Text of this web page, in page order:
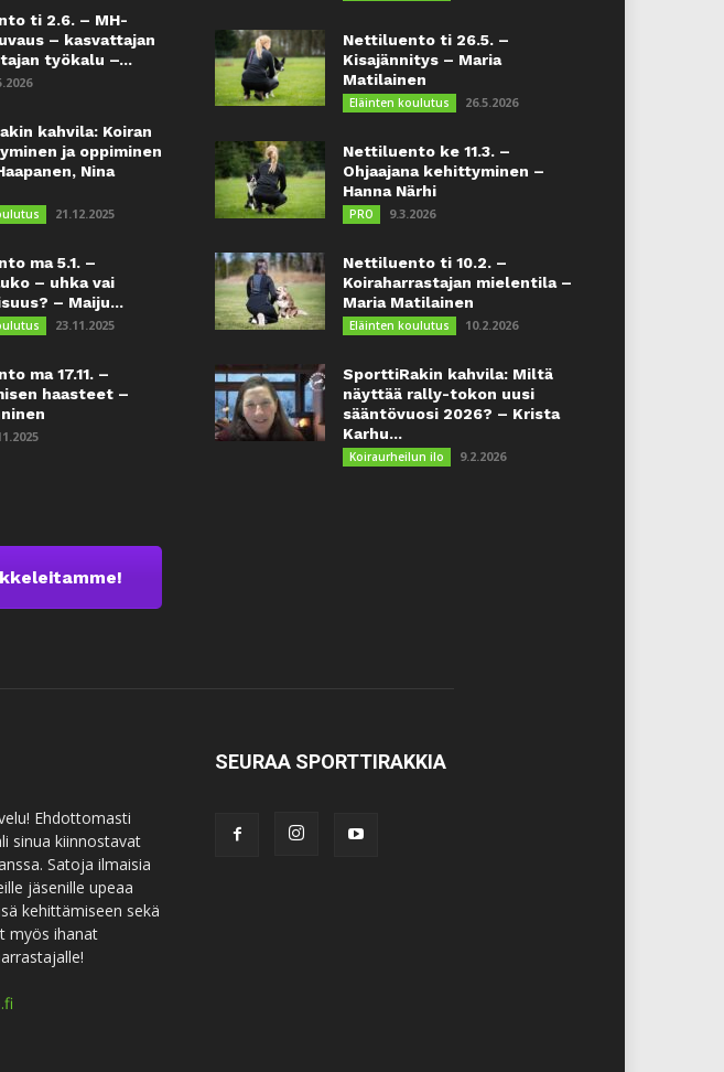
ti 2.6. – MH-
– kasvattajan
työkalu –...
kahvila: Koiran
ja oppiminen
Nina
21.12.2025
ma 5.1. –
– uhka vai
– Maiju...
23.11.2025
ma 17.11. –
haasteet –
Nettiluento ti 26.5. –
Kisajännitys – Maria
Matilainen
Eläinten koulutus 26.5.2026
Nettiluento ke 11.3. –
Ohjaajana kehittyminen –
Hanna Närhi
PRO 9.3.2026
Nettiluento ti 10.2. –
Koiraharrastajan mielentila –
Maria Matilainen
Eläinten koulutus 10.2.2026
SporttiRakin kahvila: Miltä
näyttää rally-tokon uusi
sääntövuosi 2026? – Krista
Karhu...
Koiraurheilun ilo 9.2.2026
Ehdottomasti
sinua kiinnostavat
Satoja ilmaisia
jäsenille upeaa
kehittämiseen sekä
myös ihanat
SEURAA SPORTTIRAKKIA